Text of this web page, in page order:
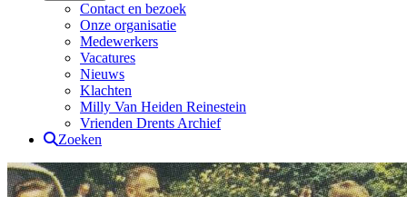
Contact en bezoek
Onze organisatie
Medewerkers
Vacatures
Nieuws
Klachten
Milly Van Heiden Reinestein
Vrienden Drents Archief
Zoeken
Drents Archief